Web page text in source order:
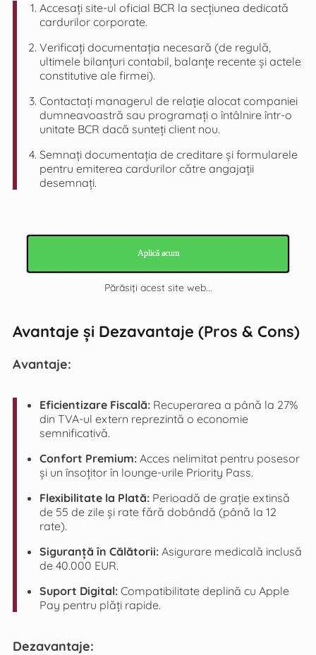
Accesați site-ul oficial BCR la secțiunea dedicată
cardurilor corporate.
Verificați documentația necesară (de regulă,
ultimele bilanțuri contabil, balanțe recente și actele
constitutive ale firmei).
Contactați managerul de relație alocat companiei
dumneavoastră sau programați o întâlnire într-o
unitate BCR dacă sunteți client nou.
Semnați documentația de creditare și formularele
pentru emiterea cardurilor către angajații
desemnați.
Aplică acum
Părăsiți acest site web...
Avantaje și Dezavantaje (Pros & Cons)
Avantaje:
Eficientizare Fiscală:Recuperarea a până la 27%
din TVA-ul extern reprezintă o economie
semnificativă.
Confort Premium:Acces nelimitat pentru posesor
și un însoțitor în lounge-urile Priority Pass.
Flexibilitate la Plată:Perioadă de grație extinsă
de 55 de zile și rate fără dobândă (până la 12
rate).
Siguranță în Călătorii:Asigurare medicală inclusă
de 40.000 EUR.
Suport Digital:Compatibilitate deplină cu Apple
Pay pentru plăți rapide.
Dezavantaje: